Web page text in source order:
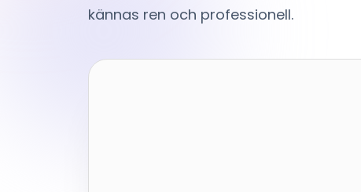
kännas ren och professionell.